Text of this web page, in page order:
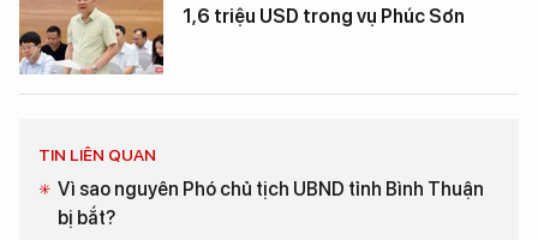
1,6 triệu USD trong vụ Phúc Sơn
TIN LIÊN QUAN
Vì sao nguyên Phó chủ tịch UBND tỉnh Bình Thuận
bị bắt?